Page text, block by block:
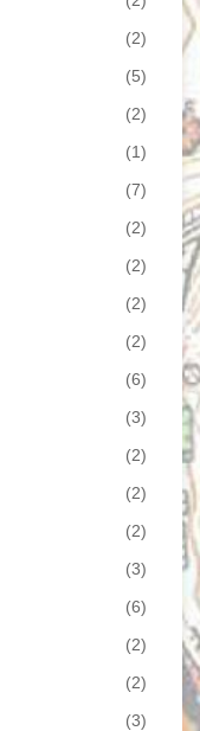
(2)
(5)
(2)
(1)
(7)
(2)
(2)
(2)
(2)
(6)
(3)
(2)
(2)
(2)
(3)
(6)
(2)
(2)
(3)